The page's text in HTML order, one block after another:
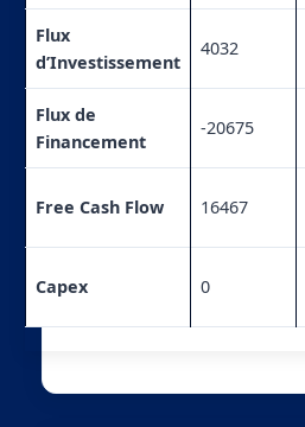
Flux
d’Investissement
4032
Flux de
Financement
-20675
Free Cash Flow 16467
Capex 0